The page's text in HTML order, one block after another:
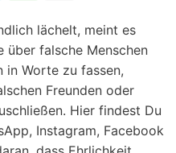
lächelt, meint es
über falsche Menschen
in Worte zu fassen,
Freunden oder
Hier findest Du
Instagram, Facebook